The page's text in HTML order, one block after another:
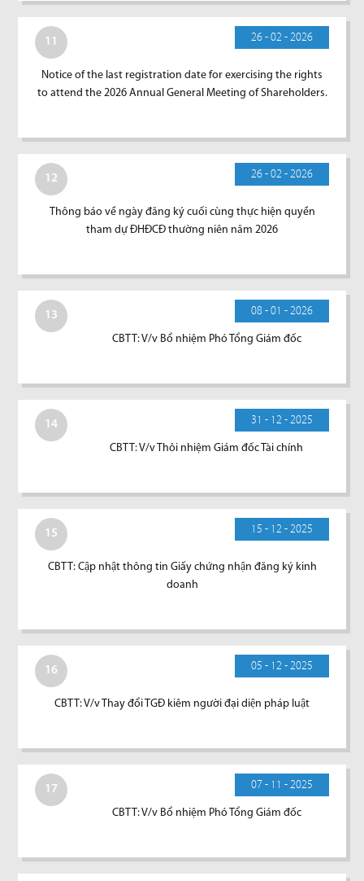
11 26 - 02 - 2026
Notice of the last registration date for exercising the rights
to attend the 2026 Annual General Meeting of Shareholders.
12 26 - 02 - 2026
Thông báo về ngày đăng ký cuối cùng thực hiện quyền
tham dự ĐHĐCĐ thường niên năm 2026
13 08 - 01 - 2026
CBTT: V/v Bổ nhiệm Phó Tổng Giám đốc
14 31 - 12 - 2025
CBTT: V/v Thôi nhiệm Giám đốc Tài chính
15 15 - 12 - 2025
CBTT: Cập nhật thông tin Giấy chứng nhận đăng ký kinh
doanh
16 05 - 12 - 2025
CBTT: V/v Thay đổi TGĐ kiêm người đại diện pháp luật
17 07 - 11 - 2025
CBTT: V/v Bổ nhiệm Phó Tổng Giám đốc